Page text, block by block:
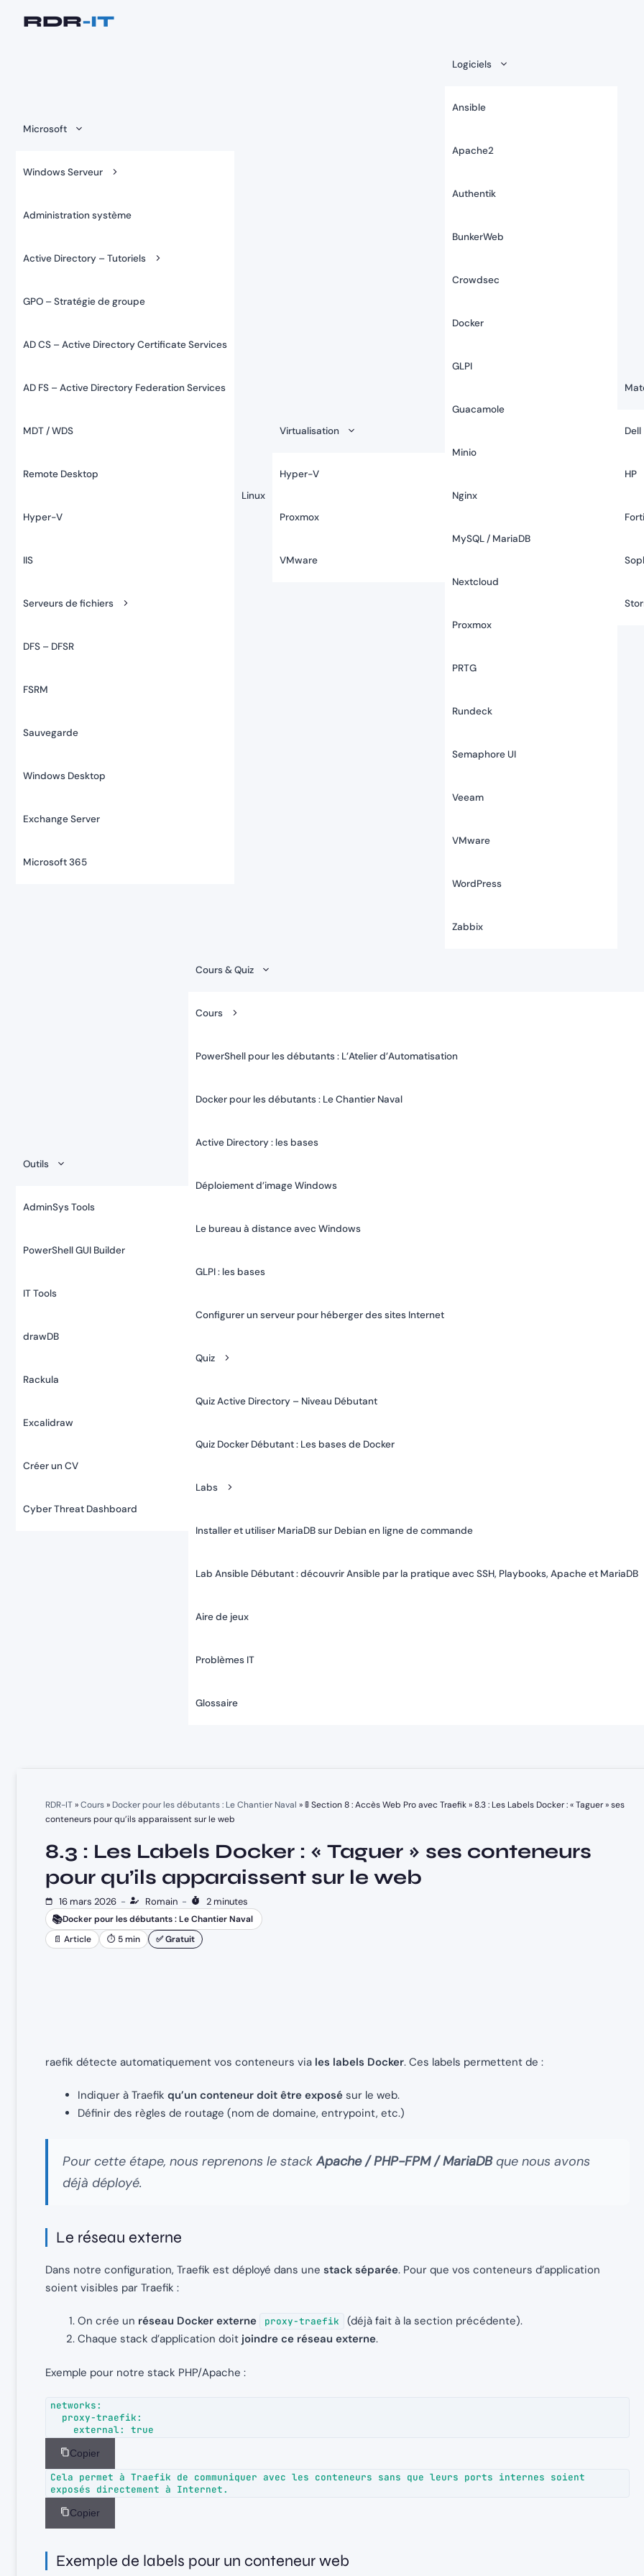
Microsoft
Windows Serveur
Administration système
Active Directory – Tutoriels
GPO – Stratégie de groupe
AD CS – Active Directory Certificate Services
AD FS – Active Directory Federation Services
MDT / WDS
Remote Desktop
Hyper-V
IIS
Serveurs de fichiers
DFS – DFSR
FSRM
Sauvegarde
Windows Desktop
Exchange Server
Microsoft 365
Linux
Virtualisation
Hyper-V
Proxmox
VMware
Logiciels
Ansible
Apache2
Authentik
BunkerWeb
Crowdsec
Docker
GLPI
Guacamole
Minio
Nginx
MySQL / MariaDB
Nextcloud
Proxmox
PRTG
Rundeck
Semaphore UI
Veeam
VMware
WordPress
Zabbix
Dell
HP
Outils
AdminSys Tools
PowerShell GUI Builder
IT Tools
drawDB
Rackula
Excalidraw
Créer un CV
Cyber Threat Dashboard
Cours & Quiz
Cours
PowerShell pour les débutants : L’Atelier d’Automatisation
Docker pour les débutants : Le Chantier Naval
Active Directory : les bases
Déploiement d’image Windows
Le bureau à distance avec Windows
GLPI : les bases
Configurer un serveur pour héberger des sites Internet
Quiz
Quiz Active Directory – Niveau Débutant
Quiz Docker Débutant : Les bases de Docker
Labs
Installer et utiliser MariaDB sur Debian en ligne de commande
Lab Ansible Débutant : découvrir Ansible par la pratique avec SSH, Playbooks, Apache et MariaDB
Aire de jeux
Problèmes IT
Glossaire
RDR-IT»Cours» Docker pour les débutants : Le Chantier Naval »🚦 Section 8 : Accès Web Pro avec Traefik»8.3 : Les Labels Docker : « Taguer » ses
conteneurs pour qu’ils apparaissent sur le web
8.3 : Les Labels Docker : « Taguer » ses conteneurs
pour qu’ils apparaissent sur le web
16 mars 2026 - Romain - 2 minutes
📚Docker pour les débutants : Le Chantier Naval
📄 Article
⏱ 5 min ✅ Gratuit
raefik détecte automatiquement vos conteneurs via les labels Docker. Ces labels permettent de :
Indiquer à Traefik qu’un conteneur doit être exposé sur le web.
Définir des règles de routage (nom de domaine, entrypoint, etc.)
Pour cette étape, nous reprenons le stackApache / PHP-FPM / MariaDBque nous avons
déjà déployé.
Le réseau externe
Dans notre configuration, Traefik est déployé dans une stack séparée. Pour que vos conteneurs d’application
soient visibles par Traefik :
On crée un réseau Docker externe proxy-traefik
(déjà fait à la section précédente).
Chaque stack d’application doit joindre ce réseau externe.
Exemple pour notre stack PHP/Apache :
networks:
    external: true
Copier
Cela permet à Traefik de communiquer avec les conteneurs sans que leurs ports internes soient
exposés directement à Internet.
Copier
Exemple de labels pour un conteneur web